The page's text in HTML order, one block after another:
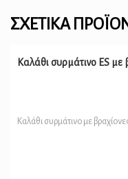
ΣΧΕΤΙΚΆ
Καλάθι συρμάτινο ES με
Καλάθι συρμάτινο με